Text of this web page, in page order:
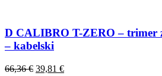
D CALIBRO T-ZERO – trimer
– kabelski
66,36€ 39,81 €